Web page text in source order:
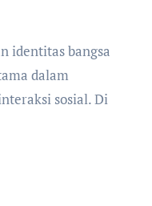
dalam
sosial. Di